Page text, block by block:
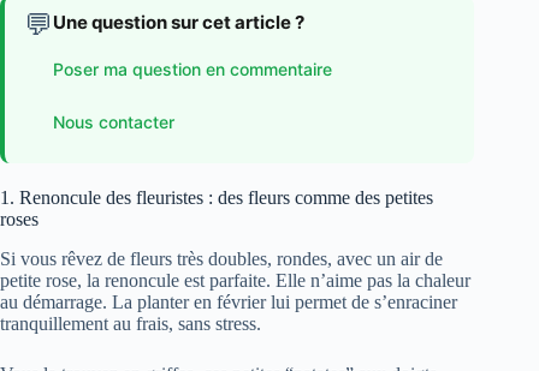
💬 Une question sur cet article ?
Poser ma question en commentaire
Nous contacter
1. Renoncule des fleuristes : des fleurs comme des petites
roses
Si vous rêvez de fleurs très doubles, rondes, avec un air de
petite rose, la renoncule est parfaite. Elle n’aime pas la chaleur
au démarrage. La planter en février lui permet de s’enraciner
tranquillement au frais, sans stress.